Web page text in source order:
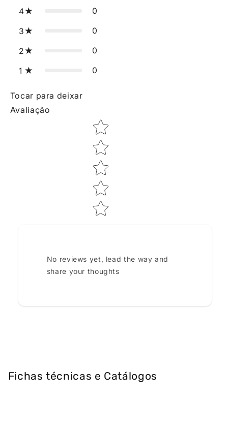
4 0
3 0
2 0
1 0
Tocar para deixar
Avaliação
Star rating
No reviews yet, lead the way and
share your thoughts
Fichas técnicas e Catálogos